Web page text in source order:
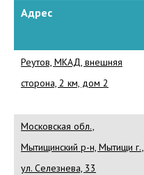
Адрес
Реутов, МКАД, внешняя
сторона, 2 км, дом 2
Московская обл.,
Мытищинский р-н, Мытищи г.,
ул. Селезнева, 33